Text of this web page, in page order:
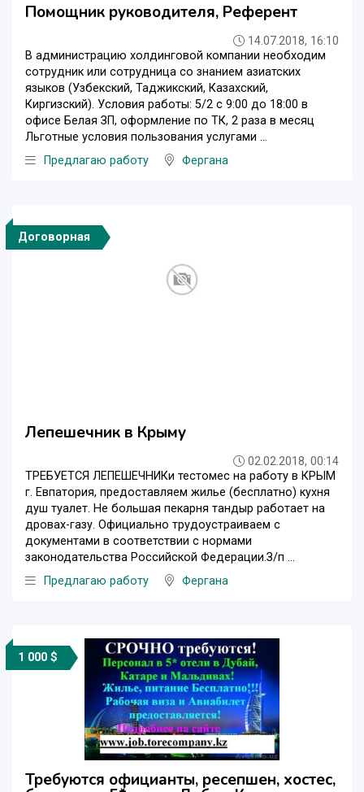
Помощник руководителя, Референт
14.07.2018, 16:10
В администрацию холдинговой компании необходим
сотрудник или сотрудница со знанием азиатских
языков (Узбекский, Таджикский, Казахский,
Киргизский). Условия работы: 5/2 с 9:00 до 18:00 в
офисе Белая ЗП, оформление по ТК, 2 раза в месяц
Льготные условия пользования услугами ...
Предлагаю работу
Фергана
Договорная
Лепешечник в Крыму
02.02.2018, 00:14
ТРЕБУЕТСЯ ЛЕПЕШЕЧНИКи тестомес на работу в КРЫМ
г. Евпатория, предоставляем жилье (бесплатно) кухня
душ туалет. Не большая пекарня тандыр работает на
дровах-газу. Официально трудоустраиваем с
документами в соответствии с нормами
законодательства Российской Федерации.З/п ...
Предлагаю работу
Фергана
1 000 $
Требуются официанты, ресепшен, хостес,